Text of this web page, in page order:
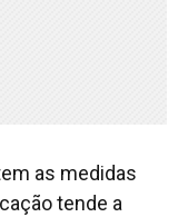
as medidas
tende a